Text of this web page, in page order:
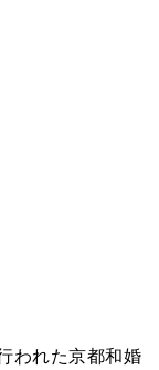
われた京都和婚